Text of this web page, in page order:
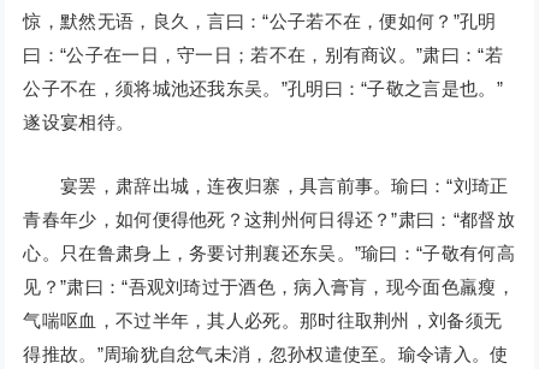
惊，默然无语，良久，言曰：“公子若不在，便如何？”孔明
曰：“公子在一日，守一日；若不在，别有商议。”肃曰：“若
公子不在，须将城池还我东吴。”孔明曰：“子敬之言是也。”
遂设宴相待。
宴罢，肃辞出城，连夜归寨，具言前事。瑜曰：“刘琦正
青春年少，如何便得他死？这荆州何日得还？”肃曰：“都督放
心。只在鲁肃身上，务要讨荆襄还东吴。”瑜曰：“子敬有何高
见？”肃曰：“吾观刘琦过于酒色，病入膏肓，现今面色羸瘦，
气喘呕血，不过半年，其人必死。那时往取荆州，刘备须无
得推故。”周瑜犹自忿气未消，忽孙权遣使至。瑜令请入。使